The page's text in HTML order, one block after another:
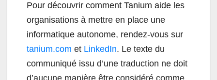
Pour découvrir comment Tanium aide les
organisations à mettre en place une
informatique autonome, rendez-vous sur
tanium.com et LinkedIn. Le texte du
communiqué issu d’une traduction ne doit